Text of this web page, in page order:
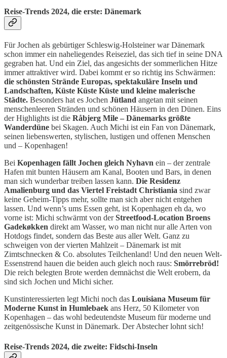
Reise-Trends 2024, die erste: Dänemark
Für Jochen als gebürtiger Schleswig-Holsteiner war Dänemark
schon immer ein naheliegendes Reiseziel, das sich tief in seine DNA
gegraben hat. Und ein Ziel, das angesichts der sommerlichen Hitze
immer attraktiver wird. Dabei kommt er so richtig ins Schwärmen:
die schönsten Strände Europas, spektakuläre Inseln und
Landschaften, Küste Küste Küste und kleine malerische
Städte. Besonders hat es Jochen Jütland angetan mit seinen
menschenleeren Stränden und schönen Häusern in den Dünen. Eins
der Highlights ist die Råbjerg Mile – Dänemarks größte
Wanderdüne bei Skagen. Auch Michi ist ein Fan von Dänemark,
seinen liebenswerten, stylischen, lustigen und offenen Menschen
und – Kopenhagen!
Bei Kopenhagen fällt Jochen gleich Nyhavn ein – der zentrale
Hafen mit bunten Häusern am Kanal, Booten und Bars, in denen
man sich wunderbar treiben lassen kann. Die Residenz
Amalienburg und das Viertel Freistadt Christiania sind zwar
keine Geheim-Tipps mehr, sollte man sich aber nicht entgehen
lassen. Und wenn’s ums Essen geht, ist Kopenhagen eh da, wo
vorne ist: Michi schwärmt von derStreetfood-Location Broens
Gadekøkken direkt am Wasser, wo man nicht nur alle Arten von
Hotdogs findet, sondern das Beste aus aller Welt. Ganz zu
schweigen von der vierten Mahlzeit – Dänemark ist mit
Zimtschnecken & Co. absolutes Teilchenland! Und den neuen Welt-
Essenstrend hauen die beiden auch gleich noch raus: Smörrebröd!
Die reich belegten Brote werden demnächst die Welt erobern, da
sind sich Jochen und Michi sicher.
Kunstinteressierten legt Michi noch das Louisiana Museum für
Moderne Kunst in Humlebaek ans Herz, 50 Kilometer von
Kopenhagen – das wohl bedeutendste Museum für moderne und
zeitgenössische Kunst in Dänemark. Der Abstecher lohnt sich!
Reise-Trends 2024, die zweite: Fidschi-Inseln